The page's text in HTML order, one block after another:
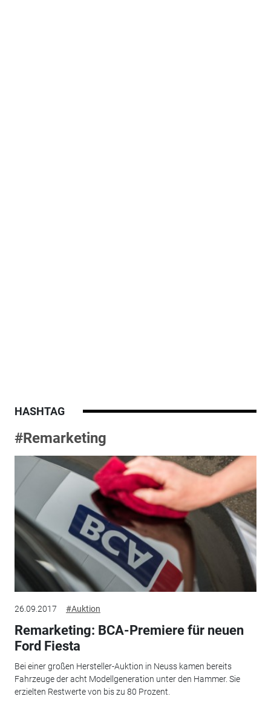
HASHTAG
#Remarketing
26.09.2017 #Auktion
Remarketing: BCA-Premiere für neuen
Ford Fiesta
Bei einer großen Hersteller-Auktion in Neuss kamen bereits
Fahrzeuge der acht Modellgeneration unter den Hammer. Sie
erzielten Restwerte von bis zu 80 Prozent.